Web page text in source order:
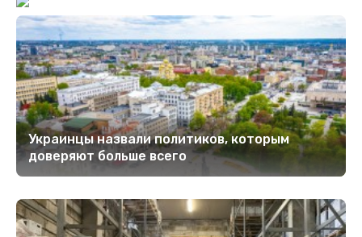
Украинцы назвали политиков, которым
доверяют больше всего